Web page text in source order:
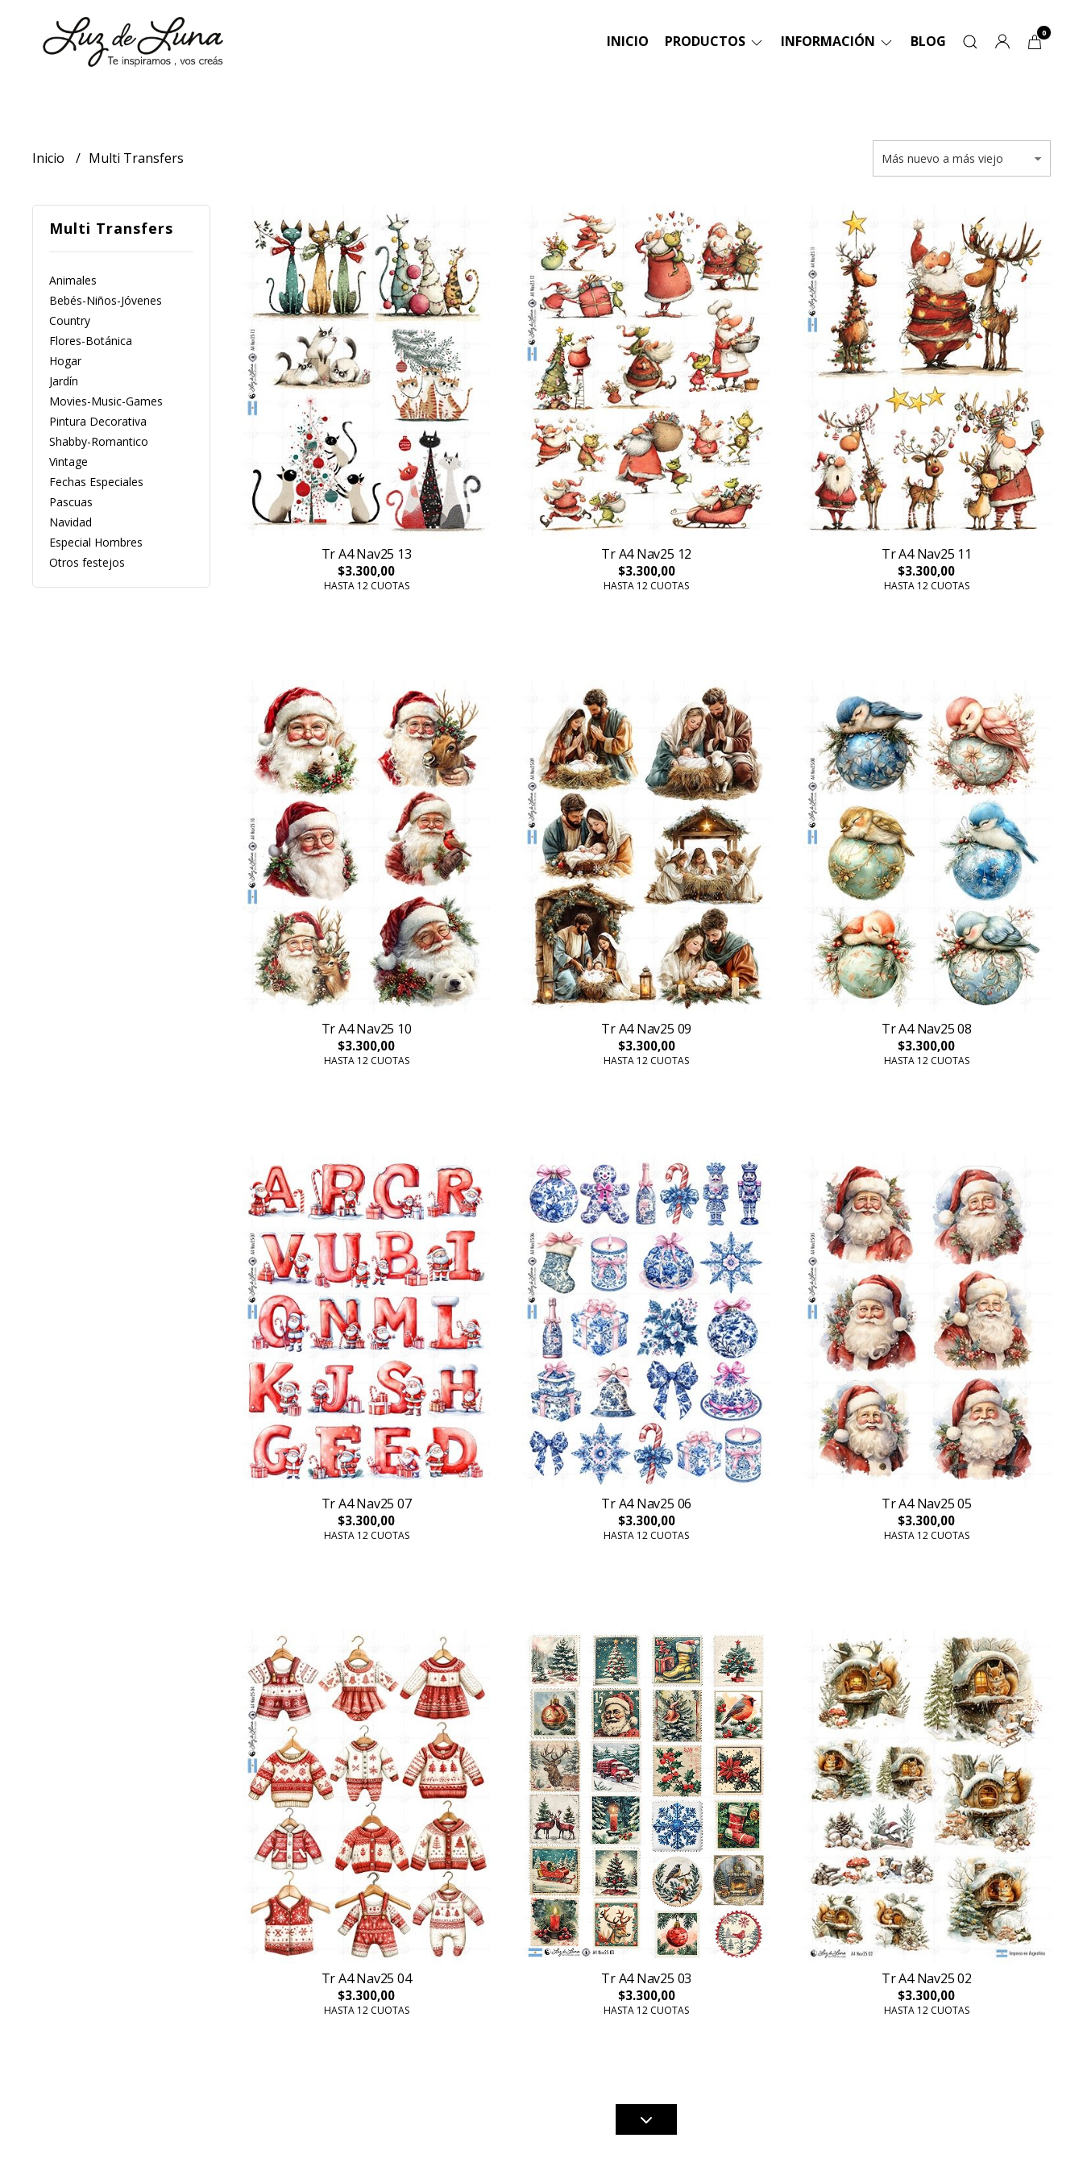
INICIO PRODUCTOS INFORMACIÓN BLOG 0
Inicio Multi Transfers
Multi Transfers
Animales
Bebés-Niños-Jóvenes
Country
Flores-Botánica
Hogar
Jardín
Movies-Music-Games
Pintura Decorativa
Shabby-Romantico
Vintage
Fechas Especiales
Pascuas
Navidad
Especial Hombres
Otros festejos
Tr A4 Nav25 13
$3.300,00
HASTA 12 CUOTAS
Tr A4 Nav25 12
$3.300,00
HASTA 12 CUOTAS
Tr A4 Nav25 11
$3.300,00
HASTA 12 CUOTAS
Tr A4 Nav25 10
$3.300,00
HASTA 12 CUOTAS
Tr A4 Nav25 09
$3.300,00
HASTA 12 CUOTAS
Tr A4 Nav25 08
$3.300,00
HASTA 12 CUOTAS
Tr A4 Nav25 07
$3.300,00
HASTA 12 CUOTAS
Tr A4 Nav25 06
$3.300,00
HASTA 12 CUOTAS
Tr A4 Nav25 05
$3.300,00
HASTA 12 CUOTAS
Tr A4 Nav25 04
$3.300,00
HASTA 12 CUOTAS
Tr A4 Nav25 03
$3.300,00
HASTA 12 CUOTAS
Tr A4 Nav25 02
$3.300,00
HASTA 12 CUOTAS